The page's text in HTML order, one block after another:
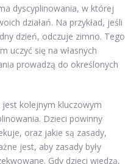
dyscyplinowania, w której
działań. Na przykład, jeśli
dzień, odczuje zimno. Tego
uczyć się na własnych
prowadzą do określonych
jest kolejnym kluczowym
Dzieci powinny
oraz jakie są zasady,
jest, aby zasady były
Gdy dzieci wiedzą,